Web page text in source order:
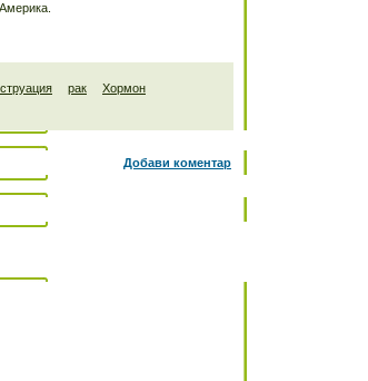
рак
Хормон
Добави коментар